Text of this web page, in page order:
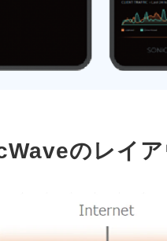
のレイ